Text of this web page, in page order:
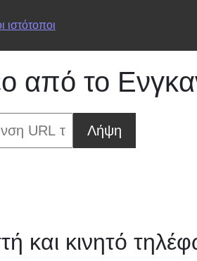
ιστότοποι
από το
Λήψη
και κινητό